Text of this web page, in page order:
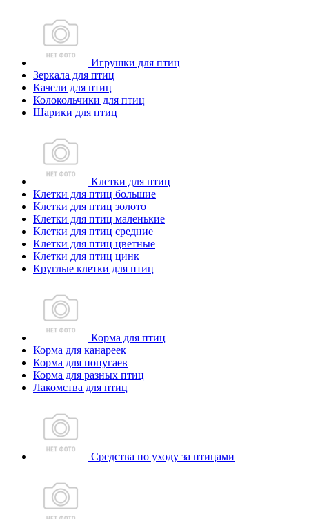
Игрушки для птиц
Зеркала для птиц
Качели для птиц
Колокольчики для птиц
Шарики для птиц
Клетки для птиц
Клетки для птиц большие
Клетки для птиц золото
Клетки для птиц маленькие
Клетки для птиц средние
Клетки для птиц цветные
Клетки для птиц цинк
Круглые клетки для птиц
Корма для птиц
Корма для канареек
Корма для попугаев
Корма для разных птиц
Лакомства для птиц
Средства по уходу за птицами